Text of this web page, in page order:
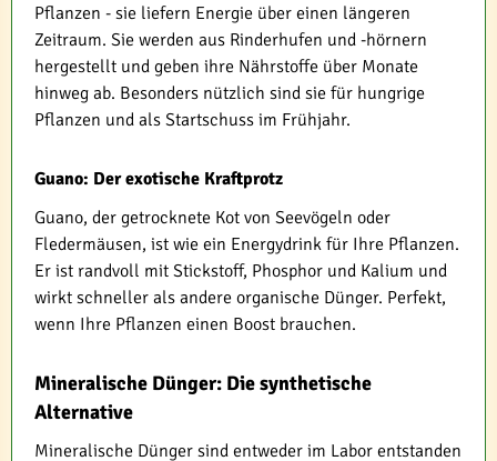
Pflanzen - sie liefern Energie über einen längeren
Zeitraum. Sie werden aus Rinderhufen und -hörnern
hergestellt und geben ihre Nährstoffe über Monate
hinweg ab. Besonders nützlich sind sie für hungrige
Pflanzen und als Startschuss im Frühjahr.
Guano: Der exotische Kraftprotz
Guano, der getrocknete Kot von Seevögeln oder
Fledermäusen, ist wie ein Energydrink für Ihre Pflanzen.
Er ist randvoll mit Stickstoff, Phosphor und Kalium und
wirkt schneller als andere organische Dünger. Perfekt,
wenn Ihre Pflanzen einen Boost brauchen.
Mineralische Dünger: Die synthetische
Alternative
Mineralische Dünger sind entweder im Labor entstanden